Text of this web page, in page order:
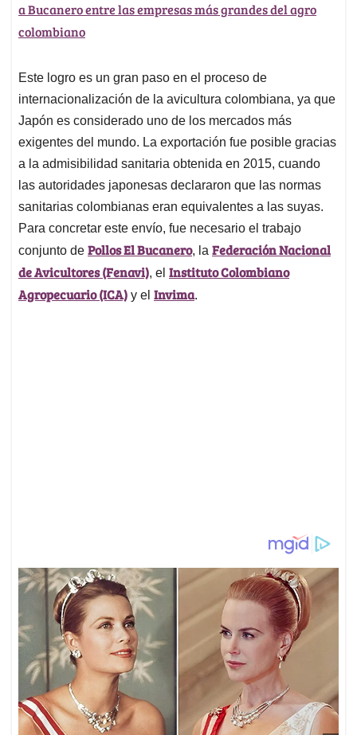
a Bucanero entre las empresas más grandes del agro
colombiano
Este logro es un gran paso en el proceso de
internacionalización de la avicultura colombiana, ya que
Japón es considerado uno de los mercados más
exigentes del mundo. La exportación fue posible gracias
a la admisibilidad sanitaria obtenida en 2015, cuando
las autoridades japonesas declararon que las normas
sanitarias colombianas eran equivalentes a las suyas.
Para concretar este envío, fue necesario el trabajo
conjunto de Pollos El Bucanero, la Federación Nacional
de Avicultores (Fenavi), el Instituto Colombiano
Agropecuario (ICA) y el Invima.